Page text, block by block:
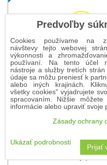
Zástery pre
Predvoľby
Cookies používame na
návštevy tejto webovej
výkonnosti a
používaní. Na tento účel
nástroje a služby tretích strán
údaje sa môžu preniesť k
alebo iných krajinách.
všetky cookies" vyjadrujete
spracovaním. Nižšie môžete
informácie alebo upraviť svoje
Zásady ochrany
Ukázať podrobnosti
Prijať